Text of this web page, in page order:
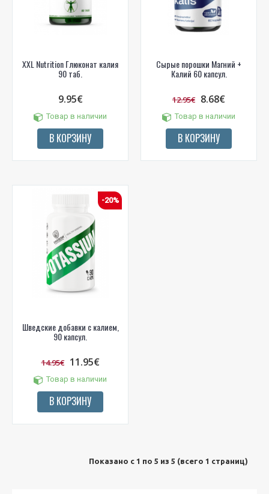
XXL Nutrition Глюконат калия
90 таб.
9.95€
Товар в наличии
В КОРЗИНУ
Сырые порошки Магний +
Калий 60 капсул.
12.95€ 8.68€
Товар в наличии
В КОРЗИНУ
-20%
Шведские добавки с калием,
90 капсул.
14.95€ 11.95€
Товар в наличии
В КОРЗИНУ
Показано с 1 по 5 из 5 (всего 1 страниц)